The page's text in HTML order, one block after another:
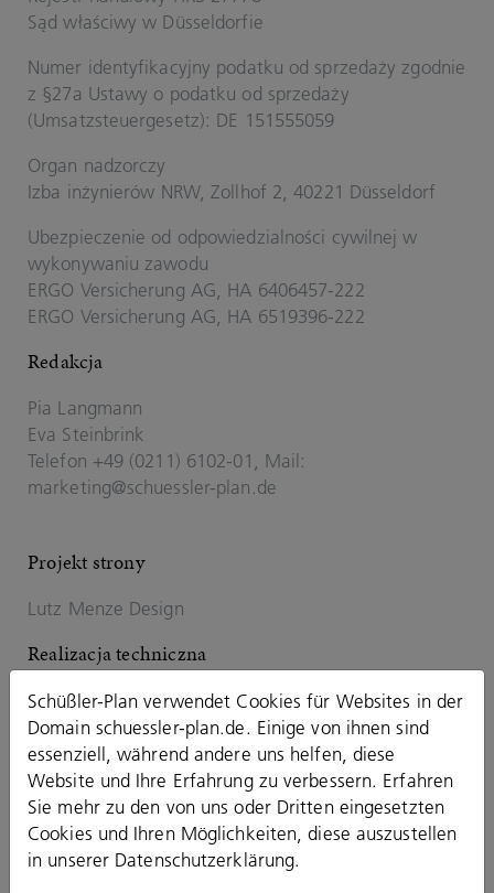
Sąd właściwy w Düsseldorfie
Numer identyfikacyjny podatku od sprzedaży zgodnie
z §27a Ustawy o podatku od sprzedaży
(Umsatzsteuergesetz): DE 151555059
Organ nadzorczy
Izba inżynierów NRW, Zollhof 2, 40221 Düsseldorf
Ubezpieczenie od odpowiedzialności cywilnej w
wykonywaniu zawodu
ERGO Versicherung AG, HA 6406457-222
ERGO Versicherung AG, HA 6519396-222
Redakcja
Pia Langmann
Eva Steinbrink
Telefon +49 (0211) 6102-​01, Mail:
marketing@schuessler-plan.de
Projekt strony
Lutz Menze Design
Realizacja techniczna
ip plus GmbH & Co. KG
Odpowiedzialność za treści
Zawartość naszych stron została stworzona z
najwyższą starannością. Jako usługodawca jesteśmy
odpowiedzialni za własne treści na tych stronach
Schüßler-Plan verwendet Cookies für Websites in der
Domain schuessler-plan.de. Einige von ihnen sind
essenziell, während andere uns helfen, diese
Website und Ihre Erfahrung zu verbessern. Erfahren
Sie mehr zu den von uns oder Dritten eingesetzten
Cookies und Ihren Möglichkeiten, diese auszustellen
in unserer Datenschutzerklärung.